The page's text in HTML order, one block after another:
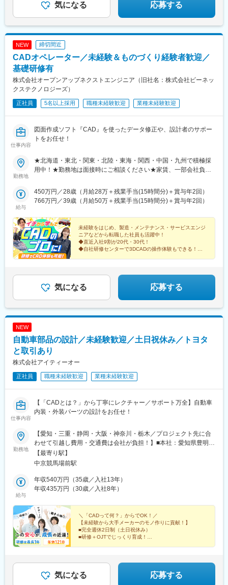
気になる 応募する
NEW 締切間近
CADオペレーター／未経験＆ものづくり経験者歓迎／
基礎研修有
株式会社オープンアップネクストエンジニア（旧社名：株式会社ビーネッ
クステクノロジーズ）
正社員 5名以上採用 職種未経験歓迎 業種未経験歓迎
仕事内容
図面作成ソフト『CAD』を使ったデータ修正や、設計者のサポー
トをお任せ！
勤務地
★北海道・東北・関東・北陸・東海・関西・中国・九州で積極採
用中！★勤務地は面接時にご相談ください★家賃、一部会社負担
岩手、宮城、山形、福島、茨城、栃木、群馬、埼玉、千葉、東
京、神奈川、山梨、新潟、富山、石川、長野、岐阜、静岡、愛
愛媛福岡、佐賀、長崎、熊本、大分、宮崎、鹿児島
給与
450万円／28歳（月給28万＋残業手当(15時間分)＋賞与年2回）
766万円／39歳（月給50万＋残業手当(15時間分)＋賞与年2回）
未経験をはじめ、製造・メンテナンス・サービスエンジ
ニアなどから転職した社員も活躍中！
◆直近入社9割が20代・30代！
◆自社研修センターで3DCADの操作体験もできる！基
気になる 応募する
NEW
自動車部品の設計／未経験歓迎／土日祝休み／トヨタ
と取引あり
株式会社アイティーオー
正社員 職種未経験歓迎 業種未経験歓迎
仕事内容
【「CADとは？」から丁寧にレクチャー／サポート万全】自動車
内装・外装パーツの設計をお任せ！
勤務地
【愛知・三重・静岡・大阪・神奈川・栃木／プロジェクト先に合
わせて引越し費用・交通費は会社が負担！】■本社：愛知県豊明市
栄町西大根30-21＜ プロジェクト先 ＞愛知：三河エリアを中心に
6ヶ所三重：鈴鹿市静岡：浜松市、富士宮市大阪：池田市神奈川：
研修・OJTを受けていただけます。★配属先によっては転勤の可
能性がありますが、遠方の方は家賃補助、交通費、引越し費用を
（デトロイト）での勤務もできます（英語研修あり）。※マイカー
通勤OK（プロジェクト先による）※受動喫煙対策：オフィス内禁
煙
【最寄り駅】
中京競馬場前駅
給与
年収540万円（35歳／入社13年）
年収435万円（30歳／入社8年）
＼「CADって何？」からでOK！／
【未経験から大手メーカーのモノ作りに貢献！】
■完全週休2日制（土日祝休み）
■研修＋OJTでじっくり育成！
気になる 応募する